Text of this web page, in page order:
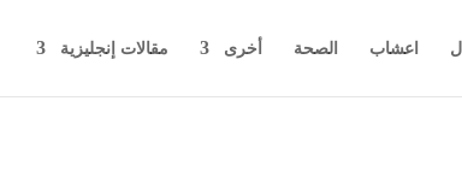
اعشاب الصحة أخرى مقالات إنجليزية